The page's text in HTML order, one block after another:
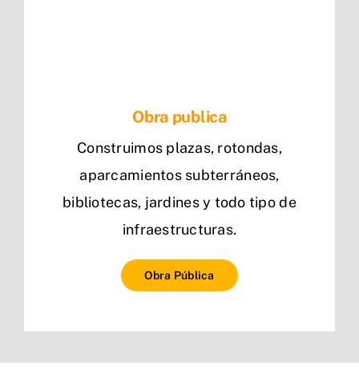
Obra publica
Construimos plazas, rotondas,
aparcamientos subterráneos,
bibliotecas, jardines y todo tipo de
infraestructuras.
Obra Pública